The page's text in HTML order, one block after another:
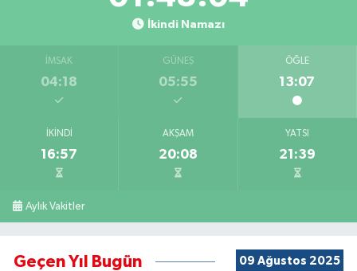
İkindi Namazı
İMSAK
04:18
GÜNEŞ
05:55
ÖĞLE
13:07
İKINDI
16:57
AKŞAM
20:08
YATSI
21:39
Aylık Vakitler
Geçen Yıl Bugün 09 Ağustos 2025